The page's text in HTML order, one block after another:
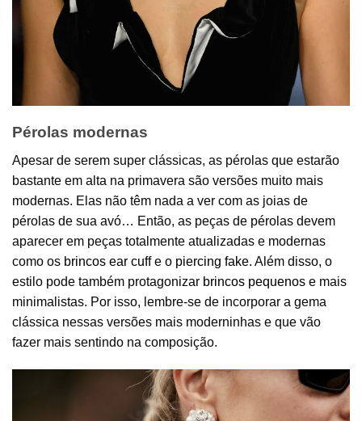
Pérolas modernas
Apesar de serem super clássicas, as pérolas que estarão
bastante em alta na primavera são versões muito mais
modernas. Elas não têm nada a ver com as joias de
pérolas de sua avó… Então, as peças de pérolas devem
aparecer em peças totalmente atualizadas e modernas
como os brincos ear cuffe o piercing fake. Além disso, o
estilo pode também protagonizar brincos pequenos e mais
minimalistas. Por isso, lembre-se de incorporar a gema
clássica nessas versões mais moderninhas e que vão
fazer mais sentindo na composição.